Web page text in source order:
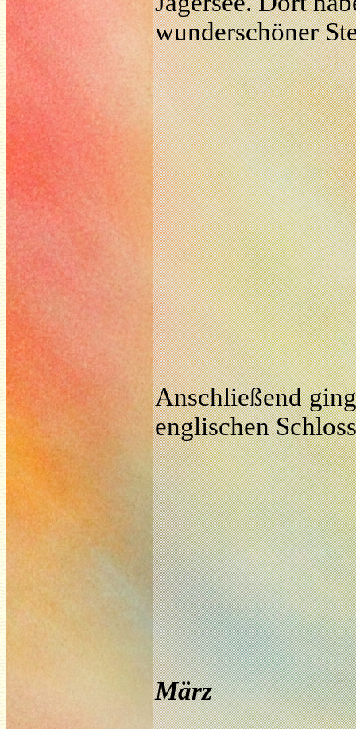
wunderschöner
Anschließend
englischen
März